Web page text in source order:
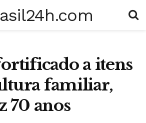
a itens
familiar,
70 anos